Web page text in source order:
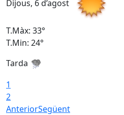
Dijous, 6 d’agost
T.Màx: 33°
T.Min: 24°
Tarda
1
2
AnteriorSegüent